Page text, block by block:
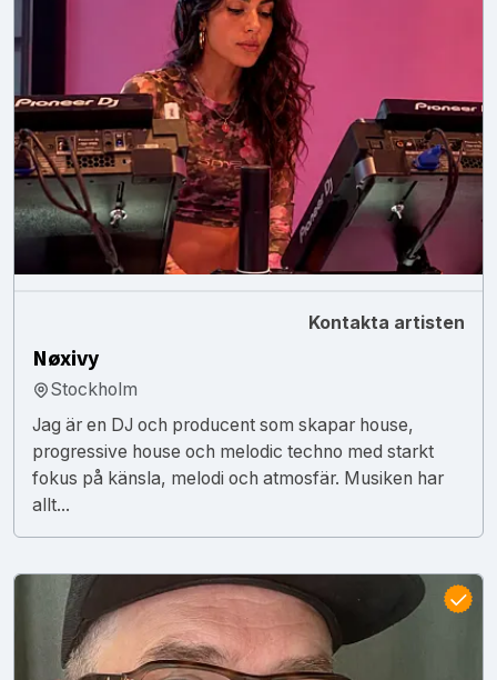
Kontakta artisten
Nøxivy
Stockholm
Jag är en DJ och producent som skapar house,
progressive house och melodic techno med starkt
fokus på känsla, melodi och atmosfär. Musiken har
allt...